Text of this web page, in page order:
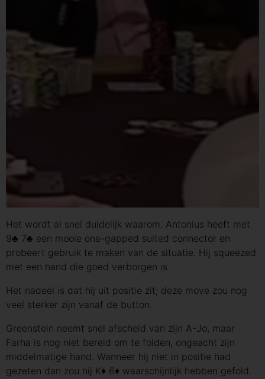
Het wordt al snel duidelijk waarom. Antonius heeft met
9♣ 7♣ een mooie one-gapped suited connector en
probeert gebruik te maken van de situatie. Hij squeezed
met een hand die goed verborgen is.
Het nadeel is dat hij uit positie zit; deze move zou nog
veel sterker zijn vanaf de button.
Greenstein neemt snel afscheid van zijn A-Jo, maar
Farha is nog niet bereid om te folden, ongeacht zijn
middelmatige hand. Wanneer hij niet in positie had
gezeten dan zou hij K♦ 6♦ waarschijnlijk hebben gefold.